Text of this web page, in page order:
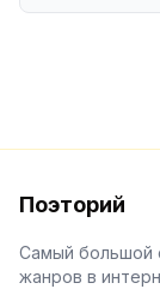
Поэторий
Самый большой
жанров в